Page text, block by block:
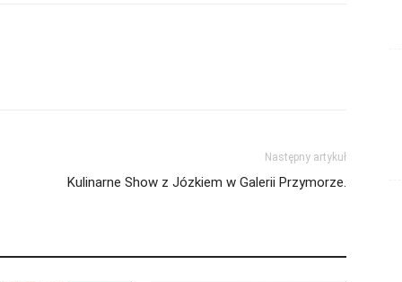
Następny artykuł
Kulinarne Show z Józkiem w Galerii Przymorze.